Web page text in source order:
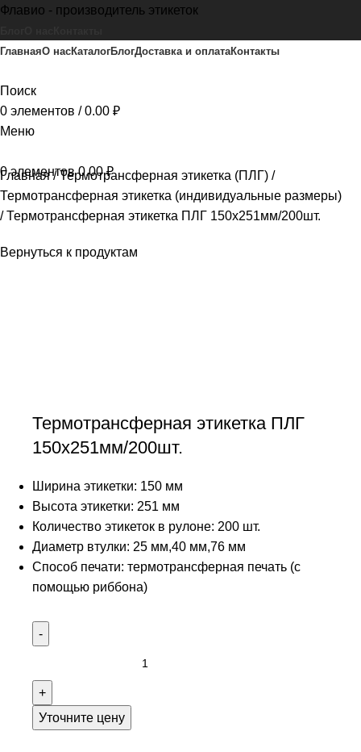
Флавио - производитель этикеток
ГлавнаяО насКаталогБлогДоставка и оплатаКонтакты
Поиск
0 элементов / 0.00 ₽
Меню
0элементов 0.00₽
Главная Термотрансферная этикетка (ПЛГ)
Термотрансферная этикетка (индивидуальные размеры)
Термотрансферная этикетка ПЛГ 150х251мм/200шт.
Вернуться к продуктам
Термотрансферная этикетка ПЛГ
150х251мм/200шт.
Ширина этикетки: 150 мм
Высота этикетки: 251 мм
Количество этикеток в рулоне: 200 шт.
Диаметр втулки: 25 мм,40 мм,76 мм
Способ печати: термотрансферная печать (с
помощью риббона)
Уточните цену